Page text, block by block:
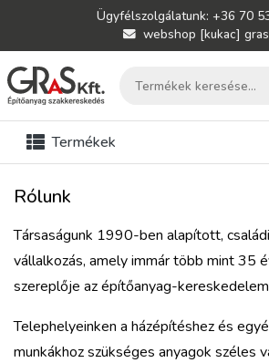
Ügyfélszolgálatunk: +36 70
webshop [kukac]
Termékek
Rólunk
Társaságunk 1990-ben alapított,
vállalkozás, amely immár több mint 35
szereplője az építőanyag-
Telephelyeinken a házépítéshez és
munkákhoz szükséges anyagok széles